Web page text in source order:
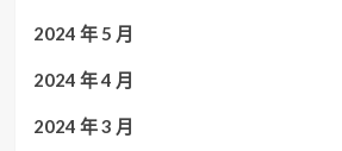
2024 年 5 月
2024 年 4 月
2024 年 3 月